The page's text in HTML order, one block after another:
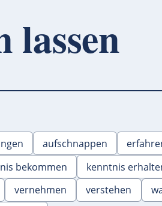
lassen
aufschnappen
bekommen kenntnis
vernehmen verstehen